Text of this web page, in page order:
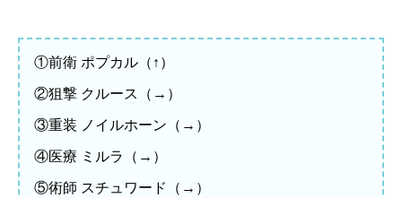
①前衛 ポプカル（↑）
②狙撃 クルース（→）
③重装 ノイルホーン（→）
④医療 ミルラ（→）
⑤術師 スチュワード（→）